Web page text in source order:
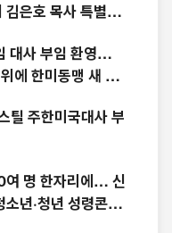
김은호 목사 특별초
대사 부임 환영…
에 한미동맹 새 도
틸 주한미국대사 부
명 한자리에… 신
소년·청년 성령콘퍼